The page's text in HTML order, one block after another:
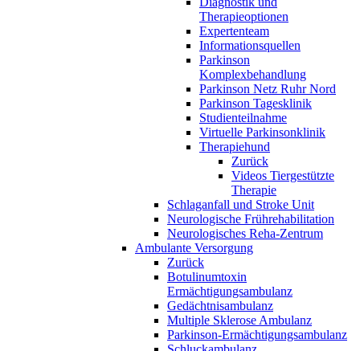
Therapieoptionen
Expertenteam
Informationsquellen
Parkinson
Komplexbehandlung
Parkinson Netz Ruhr Nord
Parkinson Tagesklinik
Studienteilnahme
Virtuelle Parkinsonklinik
Therapiehund
Zurück
Videos Tiergestützte
Therapie
Schlaganfall und Stroke Unit
Neurologische Frührehabilitation
Neurologisches Reha-Zentrum
Ambulante Versorgung
Zurück
Botulinumtoxin
Ermächtigungsambulanz
Gedächtnisambulanz
Multiple Sklerose Ambulanz
Parkinson-Ermächtigungsambulanz